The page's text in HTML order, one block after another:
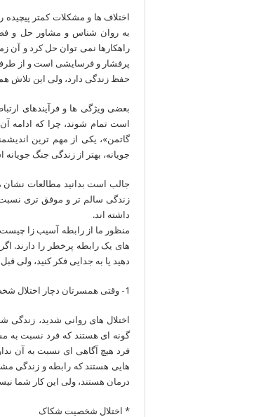
اختلاف ها و مشکلات کمتر
به روان شناس و مشاور حل و
راهکارها نمی توان حل کرد و آن
پرفشار و فرسایشی است و از
حفظ زندگی دارد، ولی این تلاش
بعضی ویژگی ها و فرآیندهای
است تمام شوند، چرا که ادامه
گاتمن»، یکی از مهم ترین
جویانه، بهتر از زندگی جنگ
جالب است بدانید مطالعات نشان
زندگی سالم تر و موفق تری نسبت
داشته اند.
منظور ما از رابطه آسیب زا
های یک رابطه پرخطر را دارند. اگر
دهید یا به جدایی فکر کنید، ولی
1- وقتی همسرتان دچار اختلال شخصیت است
اختلال های روانی شدید، زندگی
گونه ای هستند که فرد نسبت به
فرد هیچ آگاهی ای نسبت به آن
هایی هستند که رابطه و زندگی
درمان هستند، ولی این کار شما
* اختلال شخصیت شکاک